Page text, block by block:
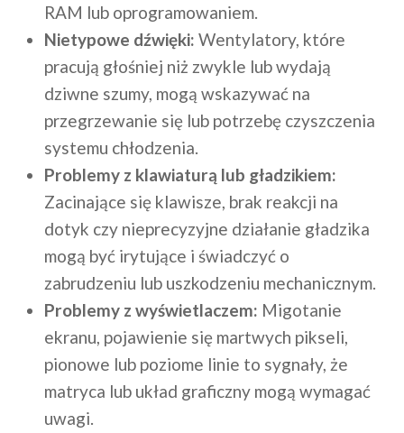
RAM lub oprogramowaniem.
Nietypowe dźwięki: Wentylatory, które
pracują głośniej niż zwykle lub wydają
dziwne szumy, mogą wskazywać na
przegrzewanie się lub potrzebę czyszczenia
systemu chłodzenia.
Problemy z klawiaturą lub gładzikiem:
Zacinające się klawisze, brak reakcji na
dotyk czy nieprecyzyjne działanie gładzika
mogą być irytujące i świadczyć o
zabrudzeniu lub uszkodzeniu mechanicznym.
Problemy z wyświetlaczem: Migotanie
ekranu, pojawienie się martwych pikseli,
pionowe lub poziome linie to sygnały, że
matryca lub układ graficzny mogą wymagać
uwagi.